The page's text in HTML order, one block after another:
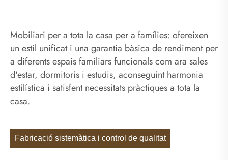
Mobiliari per a tota la casa per a famílies: ofereixen
un estil unificat i una garantia bàsica de rendiment per
a diferents espais familiars funcionals com ara sales
d'estar, dormitoris i estudis, aconseguint harmonia
estilística i satisfent necessitats pràctiques a tota la
casa.
Fabricació sistemàtica i control de qualitat